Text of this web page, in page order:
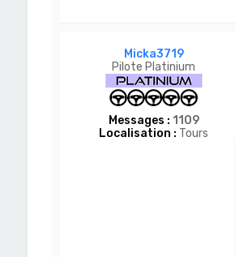
Micka3719
Pilote Platinium
Messages : 1109
Localisation : Tours